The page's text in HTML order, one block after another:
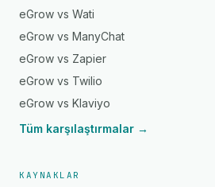
eGrow vs Wati
eGrow vs ManyChat
eGrow vs Zapier
eGrow vs Twilio
eGrow vs Klaviyo
Tüm karşılaştırmalar →
KAYNAKLAR